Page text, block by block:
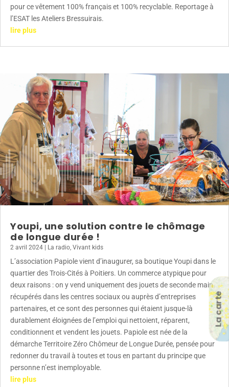
La carte
pour ce vêtement 100% français et 100% recyclable. Reportage à
l’ESAT les Ateliers Bressuirais.
lire plus
Youpi, une solution contre le chômage
de longue durée !
2 avril 2024 La radio, Vivant kids
L’association Papiole vient d’inaugurer, sa boutique Youpi dans le
quartier des Trois-Cités à Poitiers. Un commerce atypique pour
deux raisons : on y vend uniquement des jouets de seconde main
récupérés dans les centres sociaux ou auprès d’entreprises
partenaires, et ce sont des personnes qui étaient jusque-là
durablement éloignées de l’emploi qui nettoient, réparent,
conditionnent et vendent les jouets. Papiole est née de la
démarche Territoire Zéro Chômeur de Longue Durée, pensée pour
redonner du travail à toutes et tous en partant du principe que
personne n’est inemployable.
lire plus